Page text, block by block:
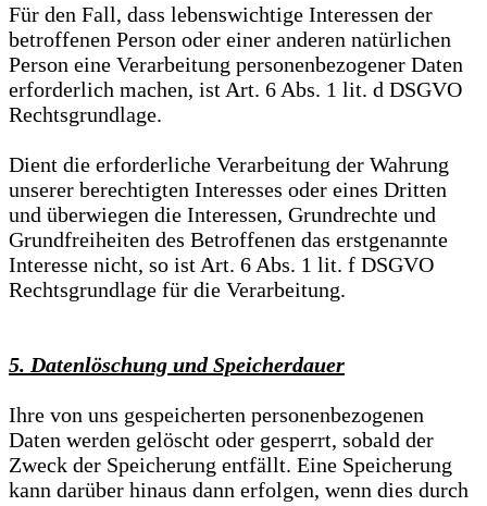
Für den Fall, dass lebenswichtige Interessen der
betroffenen Person oder einer anderen natürlichen
Person eine Verarbeitung personenbezogener Daten
erforderlich machen, ist Art. 6 Abs. 1 lit. d DSGVO
Rechtsgrundlage.
Dient die erforderliche Verarbeitung der Wahrung
unserer berechtigten Interesses oder eines Dritten
und überwiegen die Interessen, Grundrechte und
Grundfreiheiten des Betroffenen das erstgenannte
Interesse nicht, so ist Art. 6 Abs. 1 lit. f DSGVO
Rechtsgrundlage für die Verarbeitung.
5. Datenlöschung und Speicherdauer
Ihre von uns gespeicherten personenbezogenen
Daten werden gelöscht oder gesperrt, sobald der
Zweck der Speicherung entfällt. Eine Speicherung
kann darüber hinaus dann erfolgen, wenn dies durch